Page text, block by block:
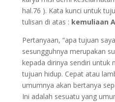
hal.76 ). Kata kunci untuk
tulisan di atas : kemuliaan
Pertanyaan, “apa tujuan
sesungguhnya merupakan
kepada dirinya sendiri untuk
tujuan hidup. Cepat atau
umumnya akan bertanya
Ini adalah sesuatu yang